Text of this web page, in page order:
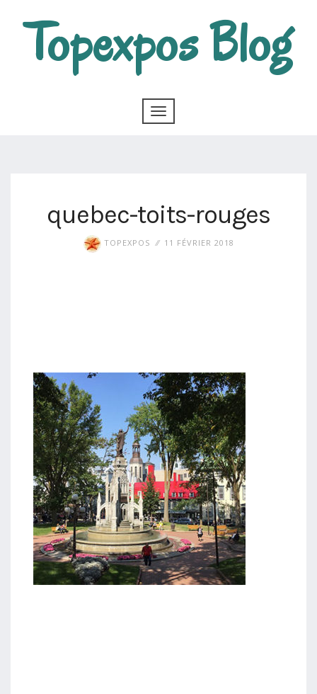
Topexpos Blog
quebec-toits-rouges
TOPEXPOS 11 FÉVRIER 2018